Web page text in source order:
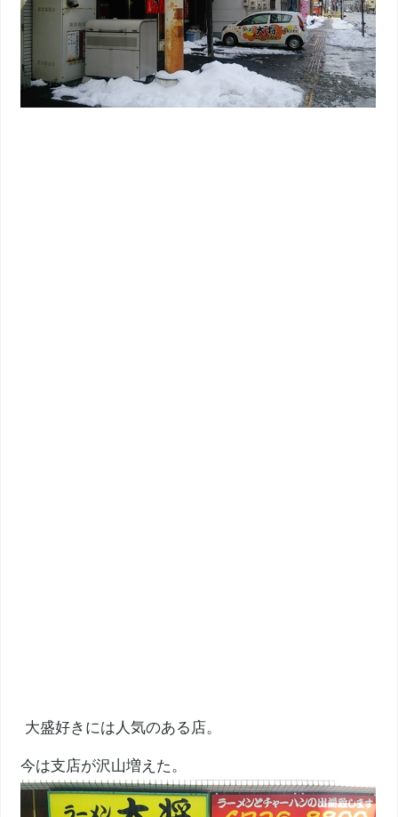
大盛好きには人気のある店。
今は支店が沢山増えた。